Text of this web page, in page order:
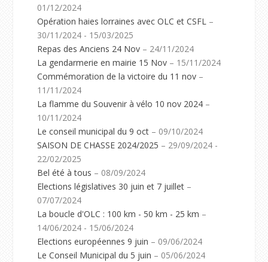
01/12/2024
Opération haies lorraines avec OLC et CSFL –
30/11/2024 - 15/03/2025
Repas des Anciens 24 Nov – 24/11/2024
La gendarmerie en mairie 15 Nov – 15/11/2024
Commémoration de la victoire du 11 nov –
11/11/2024
La flamme du Souvenir à vélo 10 nov 2024 –
10/11/2024
Le conseil municipal du 9 oct – 09/10/2024
SAISON DE CHASSE 2024/2025 – 29/09/2024 -
22/02/2025
Bel été à tous – 08/09/2024
Elections législatives 30 juin et 7 juillet –
07/07/2024
La boucle d'OLC : 100 km - 50 km - 25 km –
14/06/2024 - 15/06/2024
Elections européennes 9 juin – 09/06/2024
Le Conseil Municipal du 5 juin – 05/06/2024